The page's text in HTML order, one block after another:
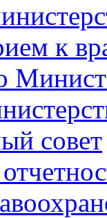
к
совет